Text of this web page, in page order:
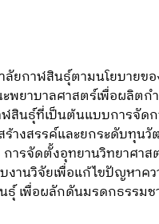
ยกาฬสินธุ์ตามนโยบายขอ
ยาบาลศาสตร์เพื่อผลิตก
ฬสินธุ์ที่เป็นต้นแบบการจัด
างสรรค์และยกระดับทุน
ารจัดตั้งอุทยานวิทยาศาส
านวิจัยเพื่อแก้ไขปัญหาค
ธุ์ เพื่อผลักดันมรดกธรรม